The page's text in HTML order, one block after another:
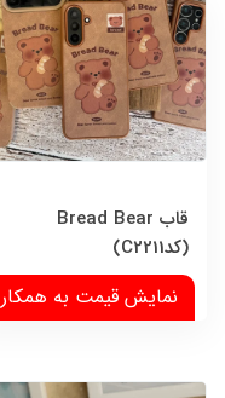
قاب Bread Bear
(کدC2211)
نمایش قیمت به همکار